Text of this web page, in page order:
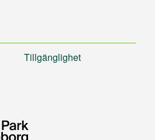
Tillgänglighet